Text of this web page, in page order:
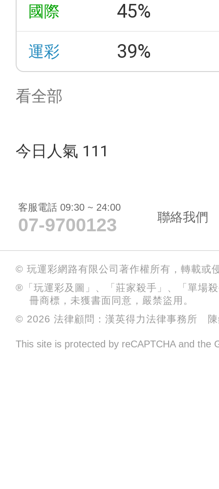
國際 45%
運彩 39%
看全部
今日人氣 111
客服電話 09:30 ~ 24:00
07-9700123 聯絡我們
© 玩運彩網路有限公司著作權所有，轉載或
®「玩運彩及圖」、「莊家殺手」、「單場
冊商標，未獲書面同意，嚴禁盜用。
© 2026 法律顧問：漢英得力法律事務所 陳
This site is protected by reCAPTCHA and the